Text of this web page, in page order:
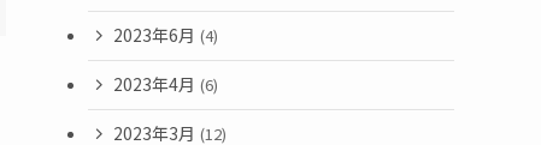
2023年6月 (4)
2023年4月 (6)
2023年3月 (12)